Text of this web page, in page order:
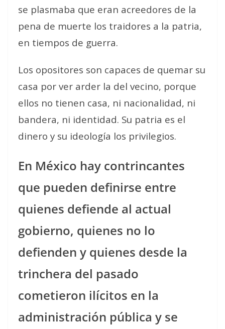
se plasmaba que eran acreedores de la
pena de muerte los traidores a la patria,
en tiempos de guerra.
Los opositores son capaces de quemar su
casa por ver arder la del vecino, porque
ellos no tienen casa, ni nacionalidad, ni
bandera, ni identidad. Su patria es el
dinero y su ideología los privilegios.
En México hay contrincantes
que pueden definirse entre
quienes defiende al actual
gobierno, quienes no lo
defienden y quienes desde la
trinchera del pasado
cometieron ilícitos en la
administración pública y se